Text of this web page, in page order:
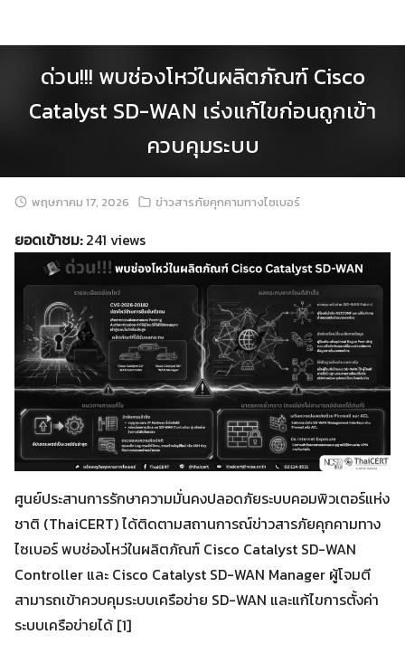
ด่วน!!! พบช่องโหว่ในผลิตภัณฑ์ Cisco
Catalyst SD-WAN เร่งแก้ไขก่อนถูกเข้า
ควบคุมระบบ
พฤษภาคม 17, 2026 ข่าวสารภัยคุกคามทางไซเบอร์
ยอดเข้าชม:241 views
ศูนย์ประสานการรักษาความมั่นคงปลอดภัยระบบคอมพิวเตอร์แห่ง
ชาติ (ThaiCERT) ได้ติดตามสถานการณ์ข่าวสารภัยคุกคามทาง
ไซเบอร์ พบช่องโหว่ในผลิตภัณฑ์ Cisco Catalyst SD-WAN
Controller และ Cisco Catalyst SD-WAN Manager ผู้โจมตี
สามารถเข้าควบคุมระบบเครือข่าย SD-WAN และแก้ไขการตั้งค่า
ระบบเครือข่ายได้ [1]